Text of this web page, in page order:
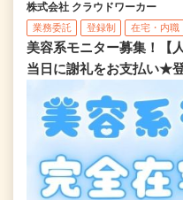
株式会社 クラウドワーカー
業務委託 登録制 在宅・内職
美容系モニター募集！【
当日に謝礼をお支払い★